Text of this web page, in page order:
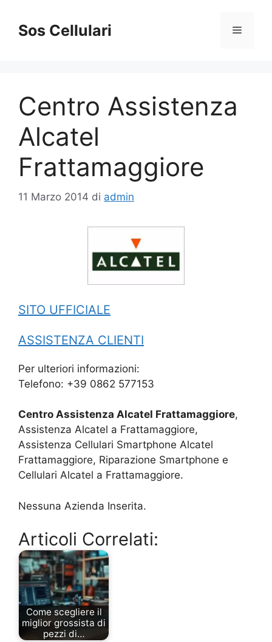
contenuto
Sos Cellulari Menu
Centro Assistenza
Alcatel
Frattamaggiore
11 Marzo 2014 di admin
SITO UFFICIALE
ASSISTENZA CLIENTI
Per ulteriori informazioni:
Telefono: +39 0862 577153
Centro Assistenza Alcatel Frattamaggiore,
Assistenza Alcatel a Frattamaggiore,
Assistenza Cellulari Smartphone Alcatel
Frattamaggiore, Riparazione Smartphone e
Cellulari Alcatel a Frattamaggiore.
Nessuna Azienda Inserita.
Articoli Correlati:
Come scegliere il
miglior grossista di
pezzi di…